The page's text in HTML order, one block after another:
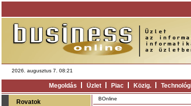
2026. augusztus 7. 08:21
Megoldás Üzlet Piac Közig.
Rovatok BOnline